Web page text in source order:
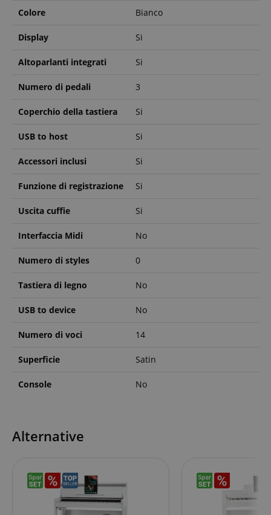
Colore Bianco
Display Si
Altoparlanti integrati Si
Numero di pedali 3
Coperchio della tastiera Si
USB to host Si
Accessori inclusi Si
Funzione di registrazione Si
Uscita cuffie Si
Interfaccia Midi No
Numero di styles 0
Tastiera di legno No
USB to device No
Numero di voci 14
Superficie Satin
Console No
Alternative